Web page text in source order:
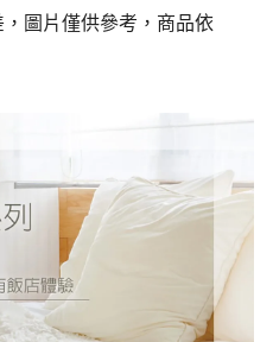
圖片僅供參考，商品依